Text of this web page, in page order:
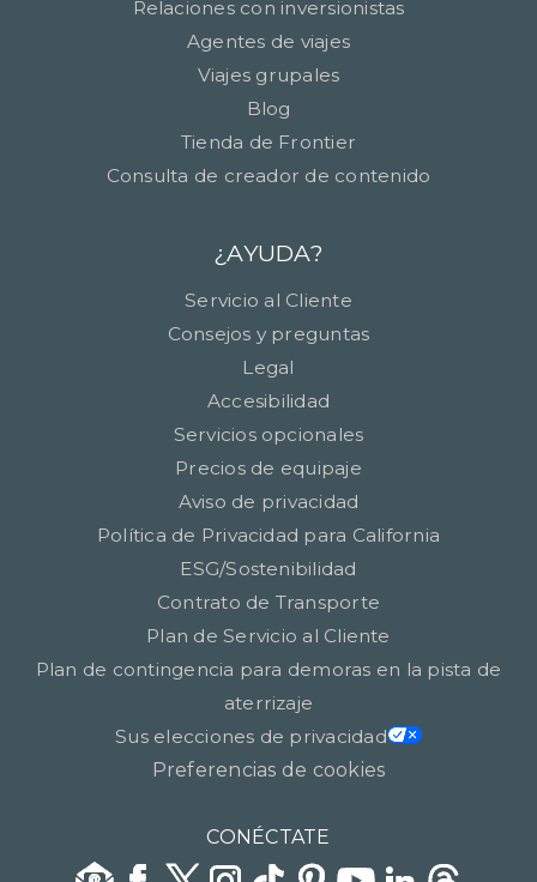
Relaciones con inversionistas
Agentes de viajes
Viajes grupales
Blog
Tienda de Frontier
Consulta de creador de contenido
¿AYUDA?
Servicio al Cliente
Consejos y preguntas
Legal
Accesibilidad
Servicios opcionales
Precios de equipaje
Aviso de privacidad
Política de Privacidad para California
ESG/Sostenibilidad
Contrato de Transporte
Plan de Servicio al Cliente
Plan de contingencia para demoras en la pista de
aterrizaje
Sus elecciones de privacidad
Preferencias de cookies
CONÉCTATE